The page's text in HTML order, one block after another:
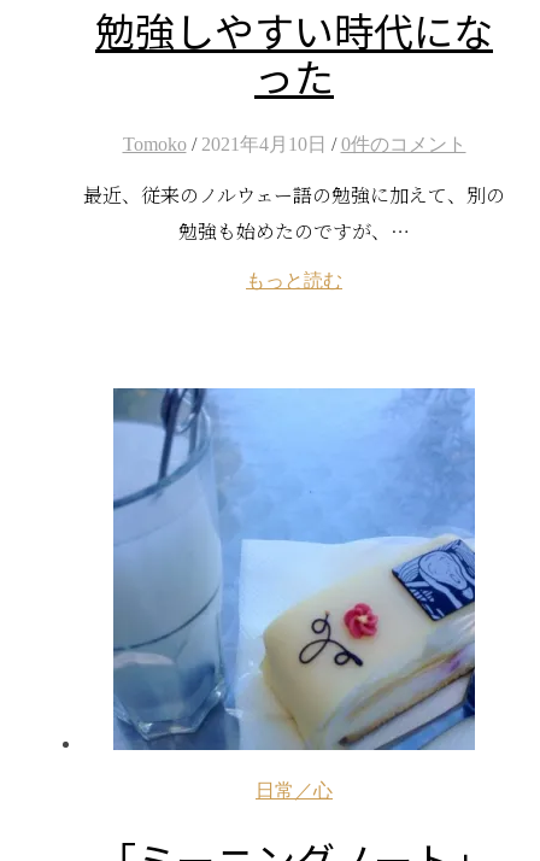
勉強しやすい時代にな
った
Tomoko / 2021年4月10日 / 0件のコメント
最近、従来のノルウェー語の勉強に加えて、別の
勉強も始めたのですが、…
もっと読む
日常／心